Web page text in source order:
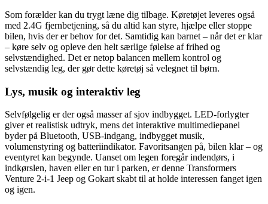
Som forælder kan du trygt læne dig tilbage. Køretøjet leveres også
med 2.4G fjernbetjening, så du altid kan styre, hjælpe eller stoppe
bilen, hvis der er behov for det. Samtidig kan barnet – når det er klar
– køre selv og opleve den helt særlige følelse af frihed og
selvstændighed. Det er netop balancen mellem kontrol og
selvstændig leg, der gør dette køretøj så velegnet til børn.
Lys, musik og interaktiv leg
Selvfølgelig er der også masser af sjov indbygget. LED-forlygter
giver et realistisk udtryk, mens det interaktive multimediepanel
byder på Bluetooth, USB-indgang, indbygget musik,
volumenstyring og batteriindikator. Favoritsangen på, bilen klar – og
eventyret kan begynde. Uanset om legen foregår indendørs, i
indkørslen, haven eller en tur i parken, er denne Transformers
Venture 2-i-1 Jeep og Gokart skabt til at holde interessen fanget igen
og igen.